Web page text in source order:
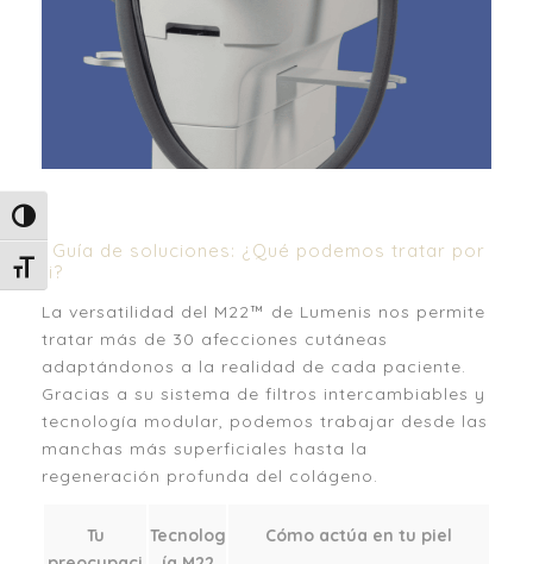
Alternar alto contraste
Alternar tamaño de letra
| Guía de soluciones: ¿Qué podemos tratar por
ti?
La versatilidad del M22™ de Lumenis nos permite
tratar más de 30 afecciones cutáneas
adaptándonos a la realidad de cada paciente.
Gracias a su sistema de filtros intercambiables y
tecnología modular, podemos trabajar desde las
manchas más superficiales hasta la
regeneración profunda del colágeno.
Tu
Tecnolog
Cómo actúa en tu piel